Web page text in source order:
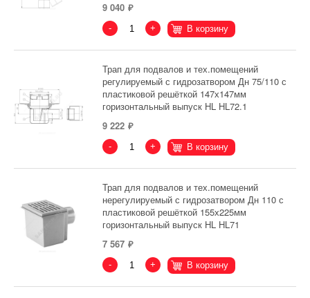
9 040
- + В корзину
Трап для подвалов и тех.помещений
регулируемый с гидрозатвором Дн 75/110 с
пластиковой решёткой 147х147мм
горизонтальный выпуск HL HL72.1
9 222
- + В корзину
Трап для подвалов и тех.помещений
нерегулируемый с гидрозатвором Дн 110 с
пластиковой решёткой 155х225мм
горизонтальный выпуск HL HL71
7 567
- + В корзину